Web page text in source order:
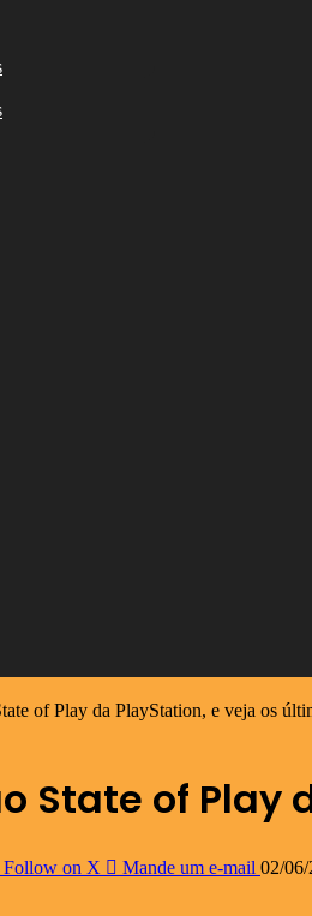
of Play da PlayStation, e veja os
State of
Follow on X Mande um e-mail 02/